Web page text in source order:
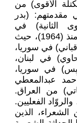
(الكتلة الأقوى) من
مقدمتهم: (بدر
الثانية) في
(الستينات)، فقد كانت في (فلسطين) منذ (1964)، حيث
في سوريا،
في لبنان،
في سوريا،
عبدالمعطي
من العراق.
الفعليين.
الذين